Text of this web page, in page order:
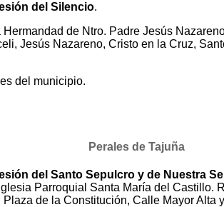
del Silencio.
de Ntro. Padre Jesús
Jesús Nazareno, Cristo en la Cruz,
del municipio.
Perales de Tajuña
del Santo Sepulcro y de Nuestra
Parroquial Santa María del Castillo.
de la Constitución, Calle Mayor Alta